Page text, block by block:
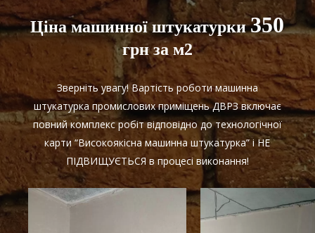
Ціна машинної штукатурки350
грн за м2
Зверніть увагу! Вартість роботи машинна
штукатурка промислових приміщень ДВРЗ включає
повний комплекс робіт відповідно до технологічної
карти “Високоякісна машинна штукатурка” і НЕ
ПІДВИЩУЄТЬСЯ в процесі виконання!